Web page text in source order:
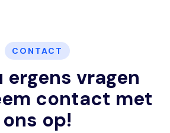
CONTACT
ergens vragen
contact met
ons op!